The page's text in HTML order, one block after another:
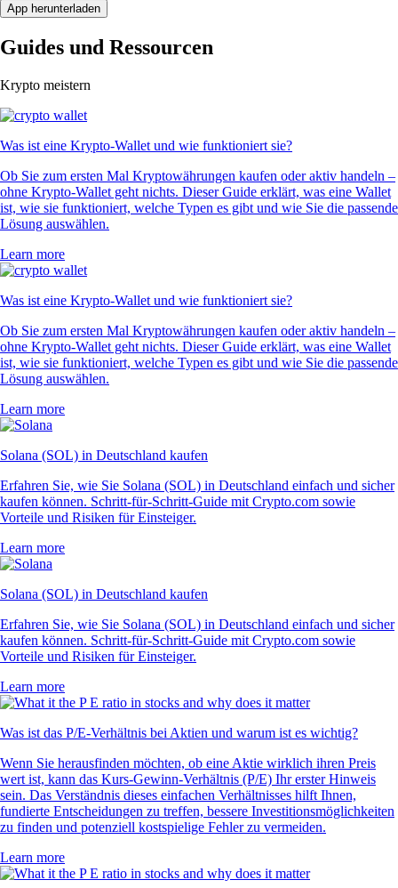
App herunterladen
Guides und Ressourcen
Krypto meistern
Was ist eine Krypto-Wallet und wie funktioniert sie?
Ob Sie zum ersten Mal Kryptowährungen kaufen oder aktiv handeln –
ohne Krypto-Wallet geht nichts. Dieser Guide erklärt, was eine Wallet
ist, wie sie funktioniert, welche Typen es gibt und wie Sie die passende
Lösung auswählen.
Learn more
Was ist eine Krypto-Wallet und wie funktioniert sie?
Ob Sie zum ersten Mal Kryptowährungen kaufen oder aktiv handeln –
ohne Krypto-Wallet geht nichts. Dieser Guide erklärt, was eine Wallet
ist, wie sie funktioniert, welche Typen es gibt und wie Sie die passende
Lösung auswählen.
Learn more
Solana (SOL) in Deutschland kaufen
Erfahren Sie, wie Sie Solana (SOL) in Deutschland einfach und sicher
kaufen können. Schritt-für-Schritt-Guide mit Crypto.com sowie
Vorteile und Risiken für Einsteiger.
Learn more
Solana (SOL) in Deutschland kaufen
Erfahren Sie, wie Sie Solana (SOL) in Deutschland einfach und sicher
kaufen können. Schritt-für-Schritt-Guide mit Crypto.com sowie
Vorteile und Risiken für Einsteiger.
Learn more
Was ist das P/E-Verhältnis bei Aktien und warum ist es wichtig?
Wenn Sie herausfinden möchten, ob eine Aktie wirklich ihren Preis
wert ist, kann das Kurs-Gewinn-Verhältnis (P/E) Ihr erster Hinweis
sein. Das Verständnis dieses einfachen Verhältnisses hilft Ihnen,
fundierte Entscheidungen zu treffen, bessere Investitionsmöglichkeiten
zu finden und potenziell kostspielige Fehler zu vermeiden.
Learn more